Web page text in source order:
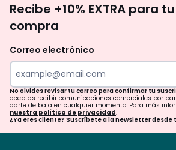
te
tu
para
tu
Recibe +10% EXTRA para
compra
Correo electrónico
No olvides revisar tu correo para confirmar tu
aceptas recibir comunicaciones comerciales por
darte de baja en cualquier momento. Para más
nuestra política de privacidad.
¿Ya eres cliente? Suscríbete a la newsletter desde